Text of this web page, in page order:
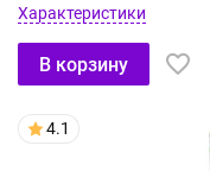
Характеристики
В корзину
4.1